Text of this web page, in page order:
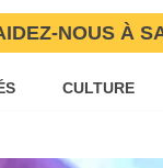
NOUS À
CULTURE
où